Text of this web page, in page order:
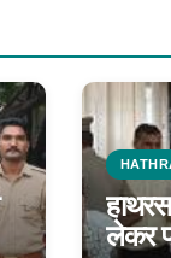
लेकर